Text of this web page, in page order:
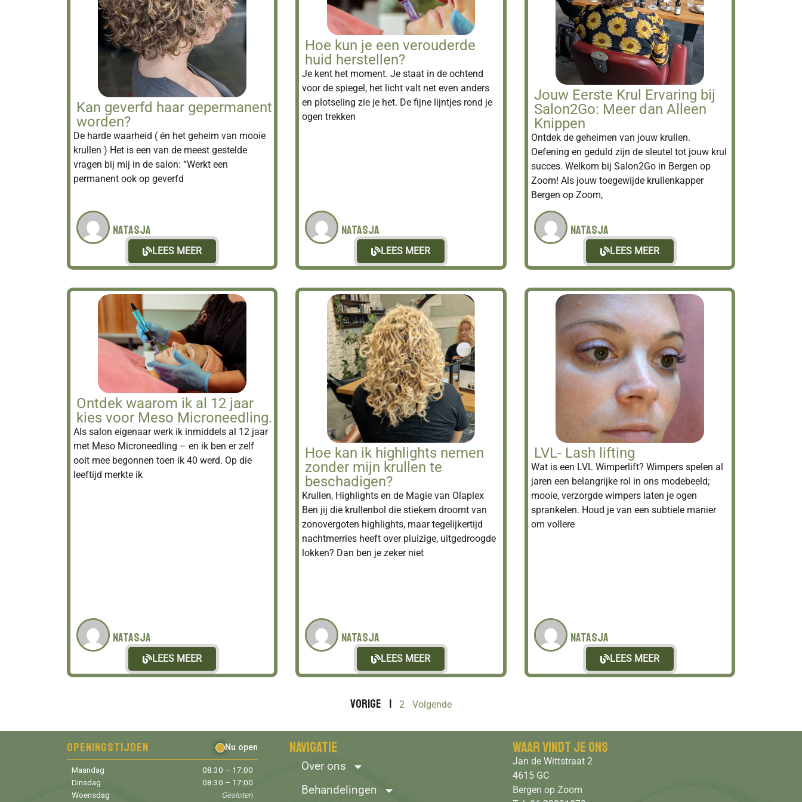
Kan geverfd haar gepermanent
worden?
De harde waarheid ( én het geheim van mooie
krullen ) Het is een van de meest gestelde
vragen bij mij in de salon: “Werkt een
permanent ook op geverfd
Natasja
LEES MEER
Hoe kun je een verouderde
huid herstellen?
Je kent het moment. Je staat in de ochtend
voor de spiegel, het licht valt net even anders
en plotseling zie je het. De fijne lijntjes rond je
ogen trekken
Natasja
LEES MEER
Jouw Eerste Krul Ervaring bij
Salon2Go: Meer dan Alleen
Knippen
Ontdek de geheimen van jouw krullen.
Oefening en geduld zijn de sleutel tot jouw krul
succes. Welkom bij Salon2Go in Bergen op
Zoom! Als jouw toegewijde krullenkapper
Bergen op Zoom,
Natasja
LEES MEER
Ontdek waarom ik al 12 jaar
kies voor Meso Microneedling.
Als salon eigenaar werk ik inmiddels al 12 jaar
met Meso Microneedling – en ik ben er zelf
ooit mee begonnen toen ik 40 werd. Op die
leeftijd merkte ik
Natasja
LEES MEER
Hoe kan ik highlights nemen
zonder mijn krullen te
beschadigen?
Krullen, Highlights en de Magie van Olaplex
Ben jij die krullenbol die stiekem droomt van
zonovergoten highlights, maar tegelijkertijd
nachtmerries heeft over pluizige, uitgedroogde
lokken? Dan ben je zeker niet
Natasja
LEES MEER
LVL- Lash lifting
Wat is een LVL Wimperlift? Wimpers spelen al
jaren een belangrijke rol in ons modebeeld;
mooie, verzorgde wimpers laten je ogen
sprankelen. Houd je van een subtiele manier
om vollere
Natasja
LEES MEER
Vorige 1 2 Volgende
Openingstijden Nu open
Maandag
08:30 – 17:00
Dinsdag
08:30 – 17:00
Woensdag
Gesloten
Navigatie
Over ons
Behandelingen
Waar vindt je ons
Jan de Wittstraat 2
4615 GC
Bergen op Zoom